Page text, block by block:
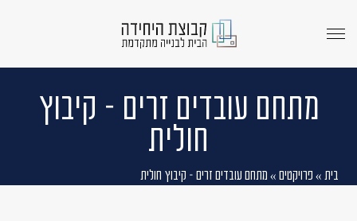
menu
מתחם עובדים זרים – קיבוץ
חולית
בית » פרויקטים » מתחם עובדים זרים – קיבוץ חולית